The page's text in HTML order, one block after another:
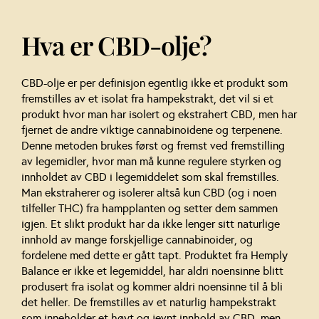
Hva er CBD-olje?
CBD-olje er per definisjon egentlig ikke et produkt som
fremstilles av et isolat fra hampekstrakt, det vil si et
produkt hvor man har isolert og ekstrahert CBD, men har
fjernet de andre viktige cannabinoidene og terpenene.
Denne metoden brukes først og fremst ved fremstilling
av legemidler, hvor man må kunne regulere styrken og
innholdet av CBD i legemiddelet som skal fremstilles.
Man ekstraherer og isolerer altså kun CBD (og i noen
tilfeller THC) fra hampplanten og setter dem sammen
igjen. Et slikt produkt har da ikke lenger sitt naturlige
innhold av mange forskjellige cannabinoider, og
fordelene med dette er gått tapt. Produktet fra Hemply
Balance er ikke et legemiddel, har aldri noensinne blitt
produsert fra isolat og kommer aldri noensinne til å bli
det heller. De fremstilles av et naturlig hampekstrakt